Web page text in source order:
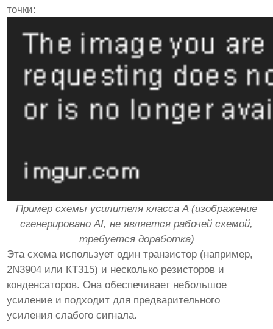
точки:
Пример схемы усилителя класса A (изображение
сгенерировано AI, не является рабочей схемой,
требуется доработка)
Эта схема использует один транзистор (например,
2N3904 или КТ315) и несколько резисторов и
конденсаторов. Она обеспечивает небольшое
усиление и подходит для предварительного
усиления слабого сигнала.